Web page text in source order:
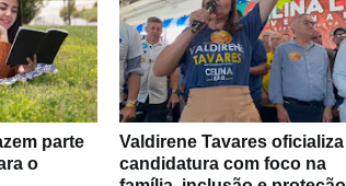
parte
o
Valdirene Tavares oficializa
candidatura com foco na